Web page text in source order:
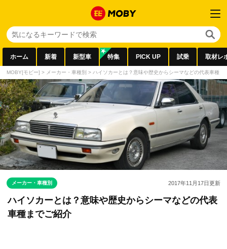
ホーム 新着 新型車 特集 PICK UP 試乗 取材レ
MOBY[モビー] > メーカー・車種別 > ハイソカーとは？意味や歴史からシーマなどの代表車種ま
メーカー・車種別 2017年11月17日更新
ハイソカーとは？意味や歴史からシーマなどの代表
車種までご紹介